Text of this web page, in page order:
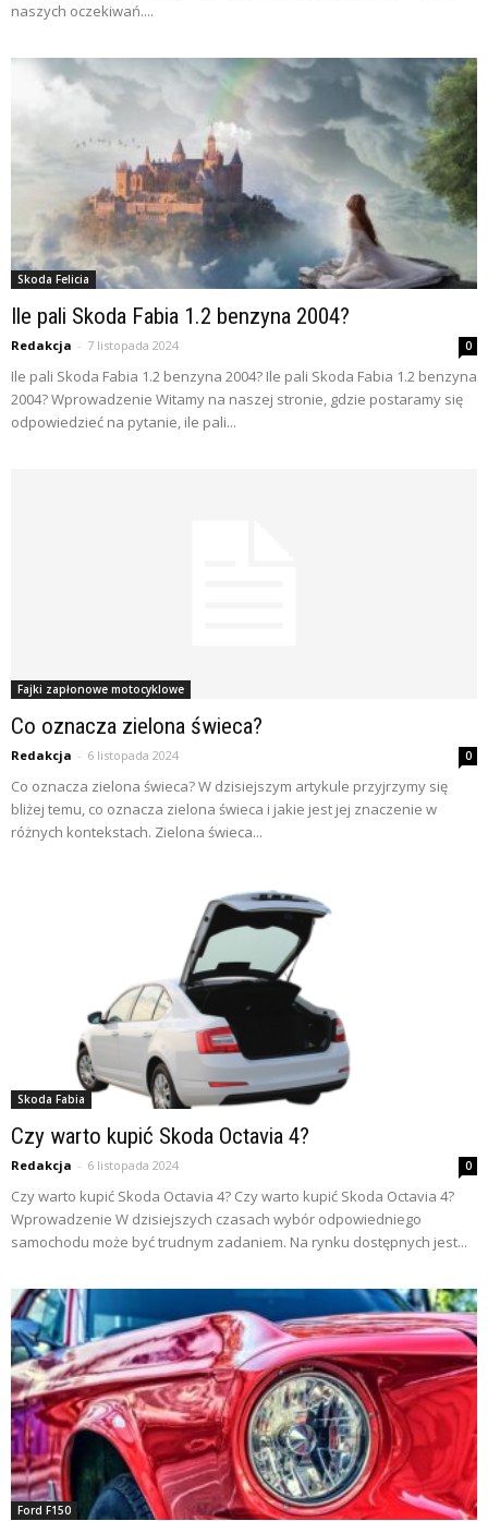
naszych oczekiwań....
Skoda Felicia
Ile pali Skoda Fabia 1.2 benzyna 2004?
Redakcja - 7 listopada 2024 0
Ile pali Skoda Fabia 1.2 benzyna 2004? Ile pali Skoda Fabia 1.2 benzyna
2004? Wprowadzenie Witamy na naszej stronie, gdzie postaramy się
odpowiedzieć na pytanie, ile pali...
Fajki zapłonowe motocyklowe
Co oznacza zielona świeca?
Redakcja - 6 listopada 2024 0
Co oznacza zielona świeca? W dzisiejszym artykule przyjrzymy się
bliżej temu, co oznacza zielona świeca i jakie jest jej znaczenie w
różnych kontekstach. Zielona świeca...
Skoda Fabia
Czy warto kupić Skoda Octavia 4?
Redakcja - 6 listopada 2024 0
Czy warto kupić Skoda Octavia 4? Czy warto kupić Skoda Octavia 4?
Wprowadzenie W dzisiejszych czasach wybór odpowiedniego
samochodu może być trudnym zadaniem. Na rynku dostępnych jest...
Ford F150